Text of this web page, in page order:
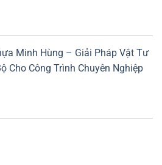
Minh Hùng – Giải Pháp Vật Tư
Cho Công Trình Chuyên Nghiệp